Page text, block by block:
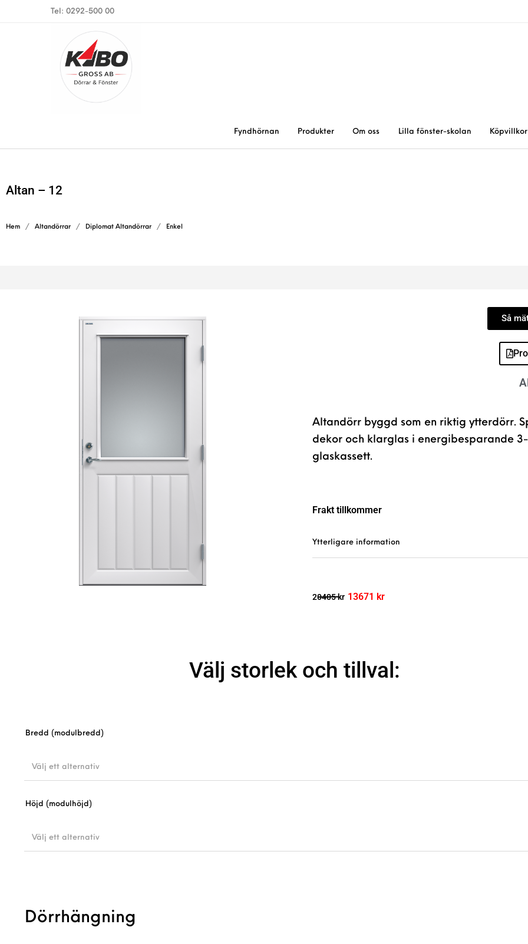
Tel: 0292-500 00
Fyndhörnan Produkter Om oss Lilla fönster-skolan Köpvillkor
Altan – 12
Hem / Altandörrar / Diplomat Altandörrar / Enkel
Så
Altandörr byggd som en riktig ytterdörr.
dekor och klarglas i energibesparande 3-
glaskassett.
Frakt tillkommer
Ytterligare information
20405kr 13671 kr
Välj storlek och tillval:
Bredd (modulbredd)
Välj ett alternativ
Höjd (modulhöjd)
Välj ett alternativ
Dörrhängning